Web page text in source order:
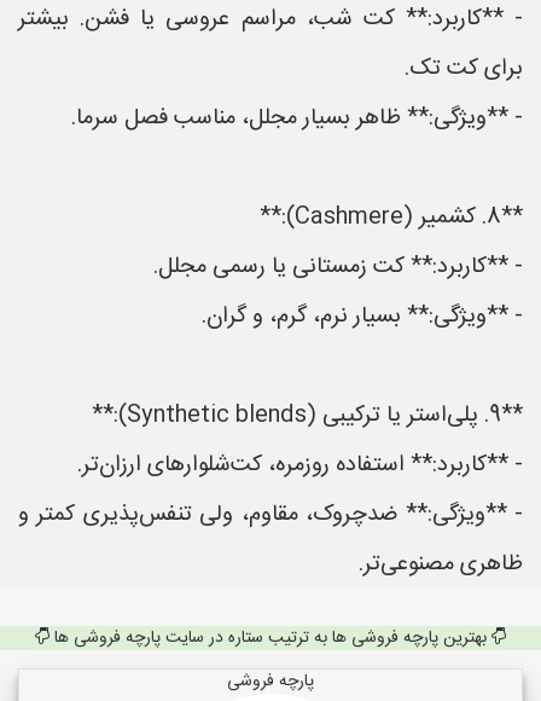
- **کاربرد:** کت شب، مراسم عروسی یا فشن. بیشتر
برای کت تک.
- **ویژگی:** ظاهر بسیار مجلل، مناسب فصل سرما.
**8. کشمیر (Cashmere):**
- **کاربرد:** کت زمستانی یا رسمی مجلل.
- **ویژگی:** بسیار نرم، گرم، و گران.
**9. پلی‌استر یا ترکیبی (Synthetic blends):**
- **کاربرد:** استفاده روزمره، کت‌شلوارهای ارزان‌تر.
- **ویژگی:** ضدچروک، مقاوم، ولی تنفس‌پذیری کمتر و
ظاهری مصنوعی‌تر.
بهترین پارچه فروشی ها به ترتیب ستاره در سایت پارچه فروشی ها
پارچه فروشی